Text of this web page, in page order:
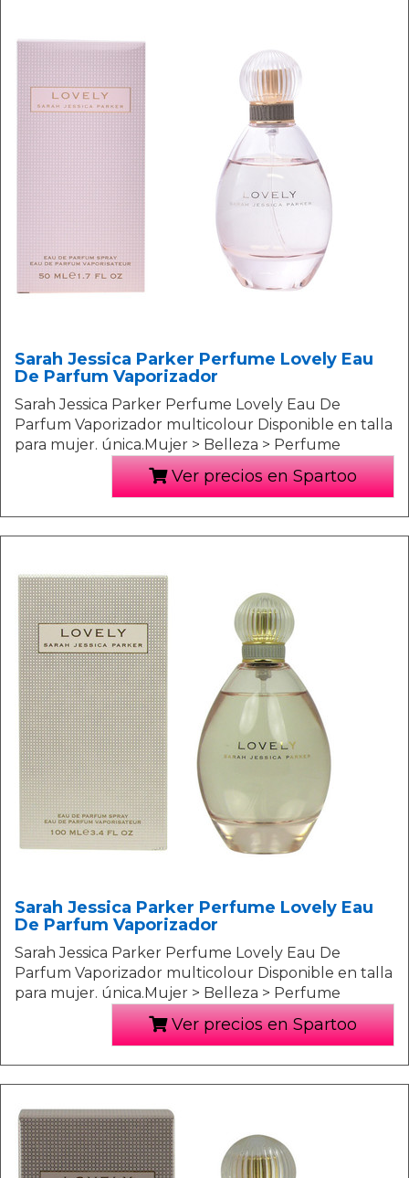
Sarah Jessica Parker Perfume Lovely Eau
De Parfum Vaporizador
Sarah Jessica Parker Perfume Lovely Eau De
Parfum Vaporizador multicolour Disponible en talla
para mujer. única.Mujer > Belleza > Perfume
Ver precios en Spartoo
Sarah Jessica Parker Perfume Lovely Eau
De Parfum Vaporizador
Sarah Jessica Parker Perfume Lovely Eau De
Parfum Vaporizador multicolour Disponible en talla
para mujer. única.Mujer > Belleza > Perfume
Ver precios en Spartoo